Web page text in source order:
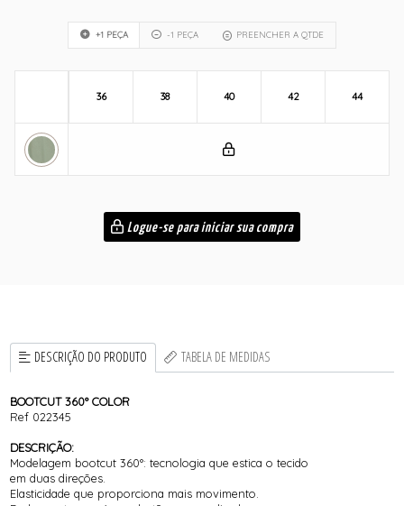
+1 PEÇA -1 PEÇA PREENCHER A QTDE
36 38 40 42 44
Logue-se para iniciar sua compra
DESCRIÇÃO DO PRODUTO TABELA DE MEDIDAS
BOOTCUT 360° COLOR
Ref 022345
DESCRIÇÃO:
Modelagem bootcut 360°: tecnologia que estica o tecido
em duas direções.
Elasticidade que proporciona mais movimento.